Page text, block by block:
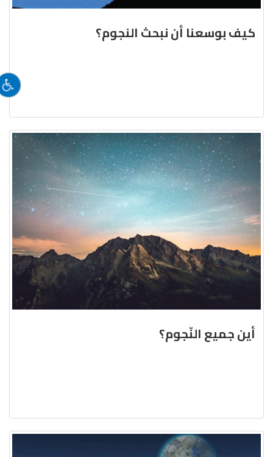
كيف بوسعنا أن نبحث النجوم؟
أين جميع النّجوم؟